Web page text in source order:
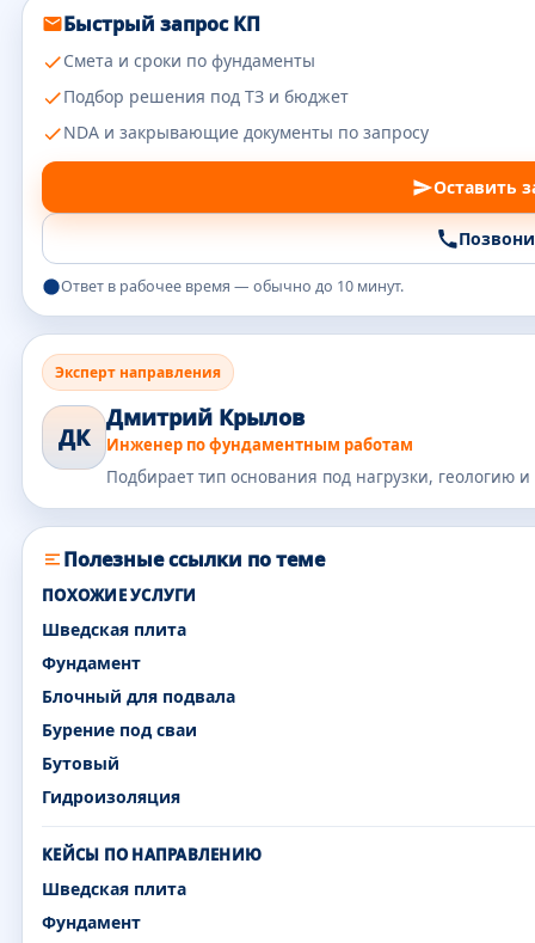
Быстрый запрос КП
Смета и сроки по фундаменты
Подбор решения под ТЗ и бюджет
NDA и закрывающие документы по запросу
Оставить
Ответ в рабочее время — обычно до 10 минут.
Эксперт направления
ДК
Дмитрий Крылов
Инженер по фундаментным работам
Подбирает тип основания под нагрузки, геологию
Полезные ссылки по теме
ПОХОЖИЕ УСЛУГИ
Шведская плита
Фундамент
Блочный для подвала
Бурение под сваи
Бутовый
Гидроизоляция
КЕЙСЫ ПО НАПРАВЛЕНИЮ
Шведская плита
Фундамент